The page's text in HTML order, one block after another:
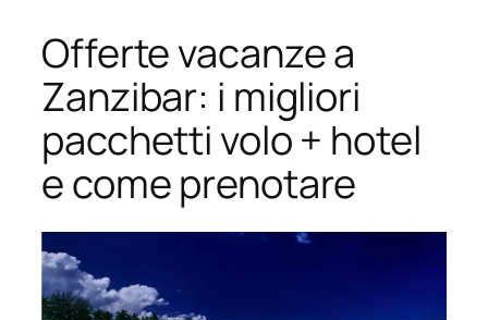
Offerte vacanze a
Zanzibar: i migliori
pacchetti volo + hotel
e come prenotare